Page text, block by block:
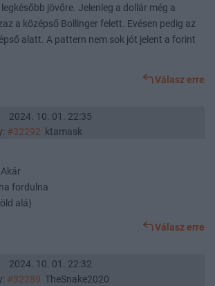
jövőre. Jelenleg a dollár még a
a középső Bollinger felett. Evésen pedig az
alatt. A pattern nem sok jót jelent a forint
Válasz erre
2024. 10. 01. 22:35
#32292 ktamask
fordulna
alá)
Válasz erre
2024. 10. 01. 22:32
#32289 TheSnake2020